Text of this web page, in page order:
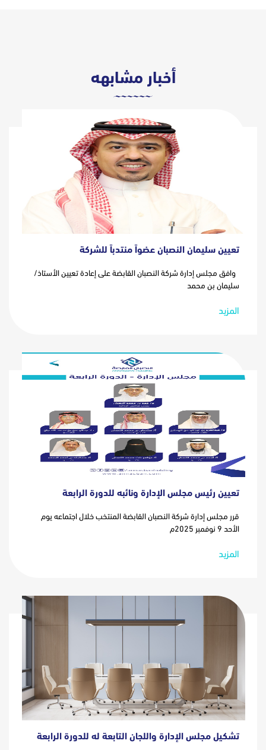
أخبار مشابهه
تعيين سليمان النصبان عضواً منتدباً للشركة
وافق مجلس إدارة شركة النصبان القابضة على إعادة تعيين الأستاذ/
سليمان بن محمد
المزيد
تعيين رئيس مجلس الإدارة ونائبه للدورة الرابعة
قرر مجلس إدارة شركة النصبان القابضة المنتخب خلال اجتماعه يوم
الأحد 9 نوفمبر 2025م
المزيد
تشكيل مجلس الإدارة واللجان التابعة له للدورة الرابعة